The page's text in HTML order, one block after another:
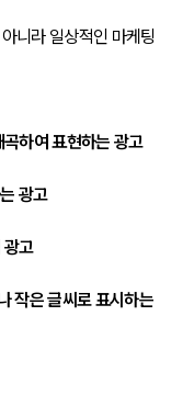
니라 일상적인 마케팅
하여 표현하는 광고
광고
광고
작은 글씨로 표시하는